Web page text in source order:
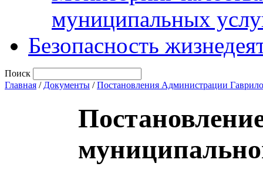
муниципальных
Безопасность
Поиск
Главная / Документы /Постановления Администрации